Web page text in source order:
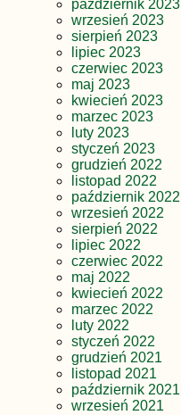
październik 2023
wrzesień 2023
sierpień 2023
lipiec 2023
czerwiec 2023
maj 2023
kwiecień 2023
marzec 2023
luty 2023
styczeń 2023
grudzień 2022
listopad 2022
październik 2022
wrzesień 2022
sierpień 2022
lipiec 2022
czerwiec 2022
maj 2022
kwiecień 2022
marzec 2022
luty 2022
styczeń 2022
grudzień 2021
listopad 2021
październik 2021
wrzesień 2021